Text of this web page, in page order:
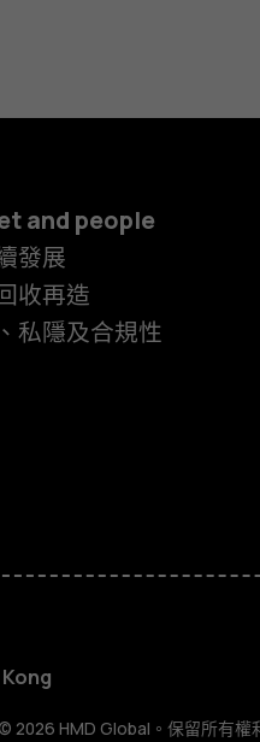
機
機
and people
發展
收再造
私隱及合規性
2026 HMD Global。保留所有